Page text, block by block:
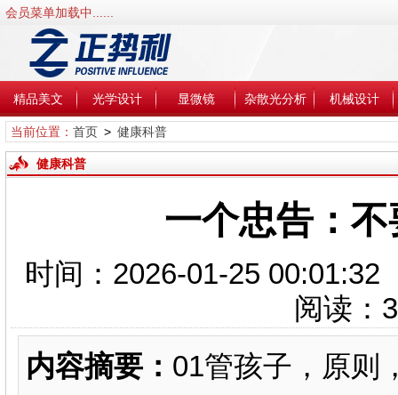
会员菜单加载中......
精品美文 光学设计 显微镜 杂散光分析 机械设计
当前位置： 首页> 健康科普
健康科普
一个忠告：
时间：2026-01-25
阅读：
内容摘要： 01管孩子，原则